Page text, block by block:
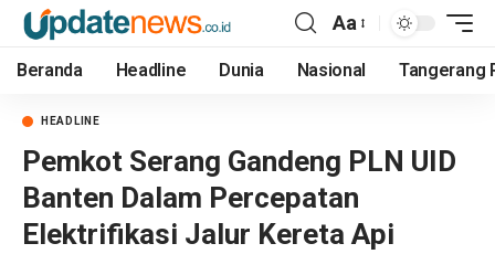
Aa
Beranda Headline Dunia Nasional Tangerang
HEADLINE
Pemkot Serang Gandeng PLN UID
Banten Dalam Percepatan
Elektrifikasi Jalur Kereta Api